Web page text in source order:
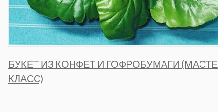
БУКЕТ ИЗ КОНФЕТ И ГОФРОБУМАГИ
КЛАСС)